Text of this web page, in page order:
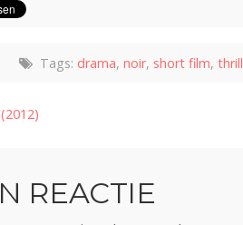
Tags: drama, noir, short film,
REACTIE